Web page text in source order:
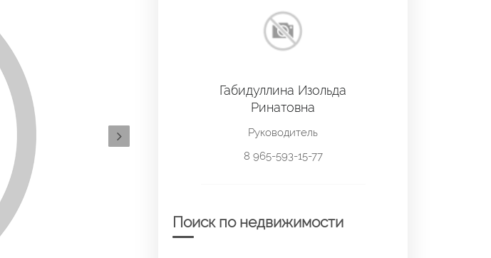
Габидуллина Изольда
Ринатовна
Руководитель
8 965-593-15-77
Поиск по недвижимости